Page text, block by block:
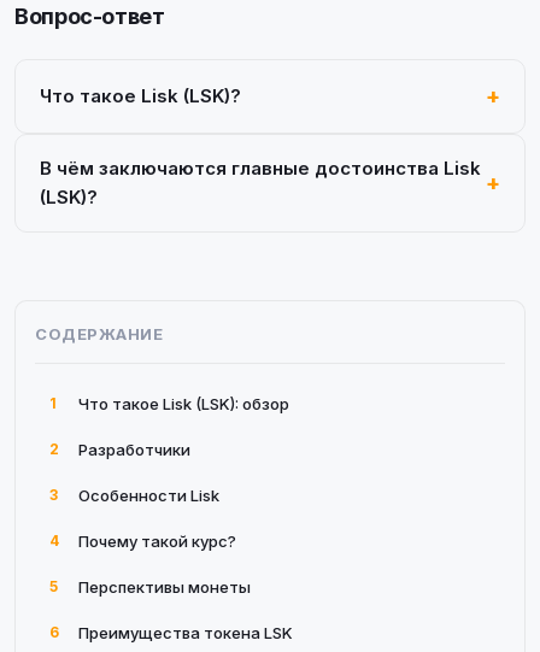
Вопрос-ответ
Что такое Lisk (LSK)?
В чём заключаются главные достоинства Lisk
(LSK)?
СОДЕРЖАНИЕ
1 Что такое Lisk (LSK): обзор
2 Разработчики
3 Особенности Lisk
4 Почему такой курс?
5 Перспективы монеты
6 Преимущества токена LSK